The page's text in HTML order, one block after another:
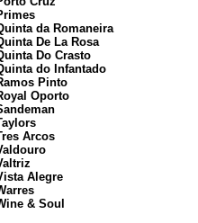
da Romaneira
De La Rosa
Do Crasto
do Infantado
Pinto
Oporto
Arcos
Alegre
& Soul